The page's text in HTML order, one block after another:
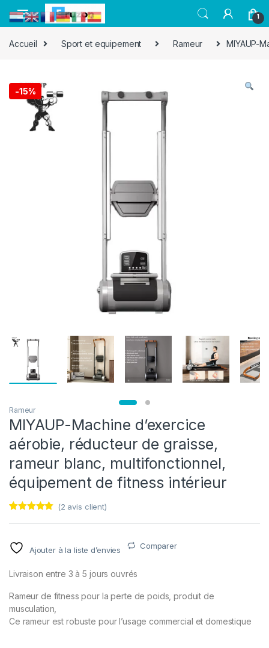
1
Accueil Sport et equipement Rameur MIYAUP-
-15%
Rameur
MIYAUP-Machine d’exercice
aérobie, réducteur de graisse,
rameur blanc, multifonctionnel,
équipement de fitness intérieur
sur 5
notation
client
(2 avis client)
Ajouter à la liste d’envies Comparer
Livraison entre 3 à 5 jours ouvrés
Rameur de fitness pour la perte de poids, produit de
musculation,
Ce rameur est robuste pour l’usage commercial et domestique